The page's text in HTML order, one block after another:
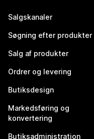
Salgskanaler
Søgning efter produkter
Salg af produkter
Ordrer og levering
Butiksdesign
Markedsføring og
konvertering
Butiksadministration